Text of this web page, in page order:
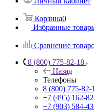
Корзина0
Избранные
Сравнение
8 (800) 775-82-18
Назад
Телефоны
8 (800) 775-82-
+7 (495) 162-
+7 (903) 584-